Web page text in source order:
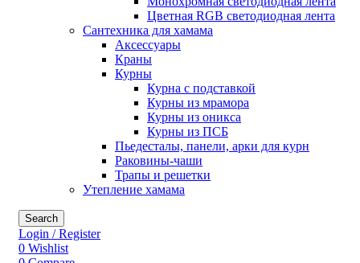
Цветная RGB светодиодная лента
Сантехника для хамама
Аксессуары
Краны
Курны
Курна с подставкой
Курны из мрамора
Курны из оникса
Курны из ПСБ
Пьедесталы, панели, арки для курн
Раковины-чаши
Трапы и решетки
Утепление хамама
Search
Login / Register
0 Wishlist